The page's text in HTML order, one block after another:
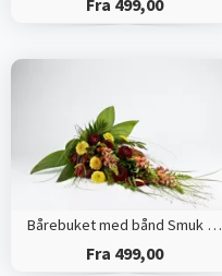
Bårebuket med bånd Smuk bårebuket med årstidens blomster
Fra 499,00